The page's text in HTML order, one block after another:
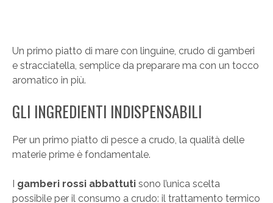
Un primo piatto di mare con linguine, crudo di gamberi
e stracciatella, semplice da preparare ma con un tocco
aromatico in più.
GLI INGREDIENTI INDISPENSABILI
Per un primo piatto di pesce a crudo, la qualità delle
materie prime è fondamentale.
I gamberi rossi abbattuti sono l’unica scelta
possibile per il consumo a crudo: il trattamento termico